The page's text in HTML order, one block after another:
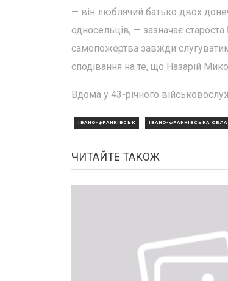
— він люблячий батько двох
односельців, — зазначає
самопожертва завжди
сподівання на те, що Назарій
Вдома у 43-річного
ІВАНО-ФРАНКІВСЬК ІВАНО-ФРАНКІВСЬКА
ЧИТАЙТЕ ТАКОЖ